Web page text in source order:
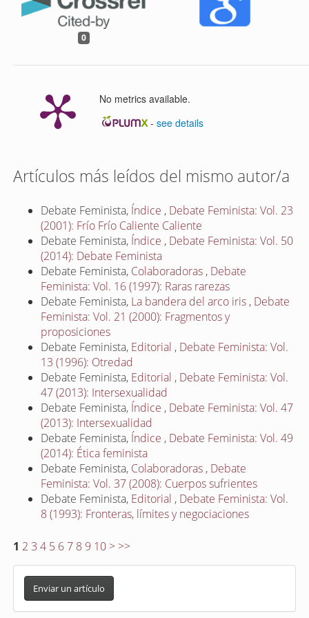
0
No metrics available.
-see details
Artículos más leídos del mismo autor/a
Debate Feminista, Índice , Debate Feminista: Vol. 23
(2001): Frío Frío Caliente Caliente
Debate Feminista, Índice , Debate Feminista: Vol. 50
(2014): Debate Feminista
Debate Feminista, Colaboradoras , Debate
Feminista: Vol. 16 (1997): Raras rarezas
Debate Feminista, La bandera del arco iris , Debate
Feminista: Vol. 21 (2000): Fragmentos y
proposiciones
Debate Feminista, Editorial , Debate Feminista: Vol.
13 (1996): Otredad
Debate Feminista, Editorial , Debate Feminista: Vol.
47 (2013): Intersexualidad
Debate Feminista, Índice , Debate Feminista: Vol. 47
(2013): Intersexualidad
Debate Feminista, Índice , Debate Feminista: Vol. 49
(2014): Ética feminista
Debate Feminista, Colaboradoras , Debate
Feminista: Vol. 37 (2008): Cuerpos sufrientes
Debate Feminista, Editorial , Debate Feminista: Vol.
8 (1993): Fronteras, límites y negociaciones
1 2 3 4 5 6 7 8 9 10 > >>
E
v
Enviar un artículo